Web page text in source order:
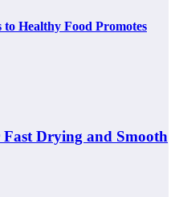
Healthy Food Promotes
Drying and Smooth